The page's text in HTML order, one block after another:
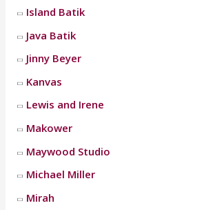
Island Batik
Java Batik
Jinny Beyer
Kanvas
Lewis and Irene
Makower
Maywood Studio
Michael Miller
Mirah